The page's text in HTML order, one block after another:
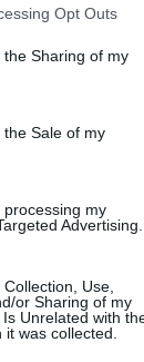
app uses one
usage behaviour.
Google and its
purposes
Opt Outs
Sharing of my
Sale of my
my
Advertising.
Use,
or Sharing of my
Unrelated with
was collected.